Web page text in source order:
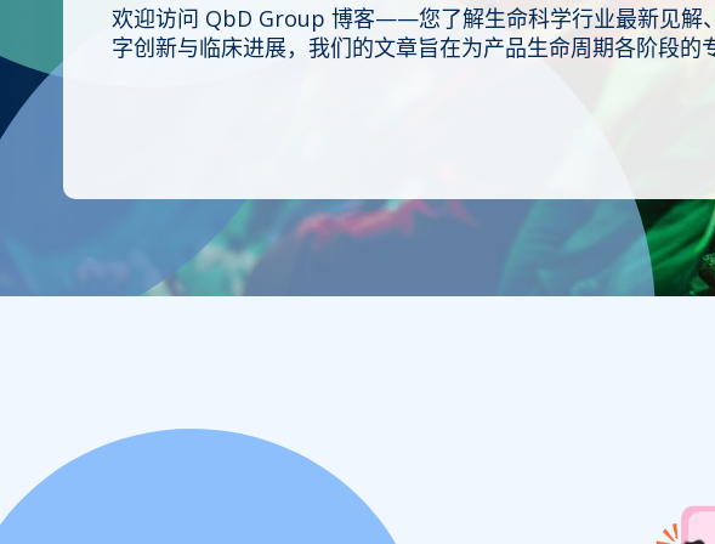
欢迎访问 QbD Group 博客——您了解生命科学行业最新见解
字创新与临床进展，我们的文章旨在为产品生命周期各阶段的